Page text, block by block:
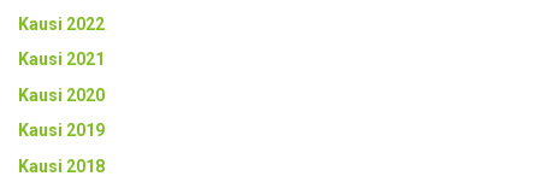
Kausi 2022
Kausi 2021
Kausi 2020
Kausi 2019
Kausi 2018